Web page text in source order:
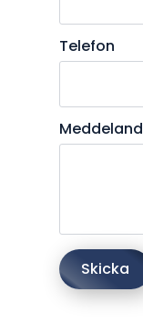
Telefon
Meddelande
Skicka